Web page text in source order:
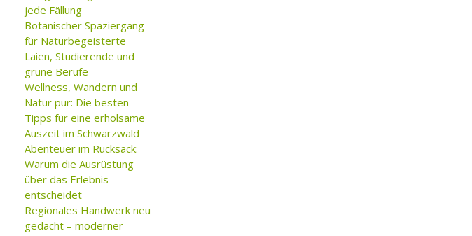
jede Fällung
Botanischer Spaziergang
für Naturbegeisterte
Laien, Studierende und
grüne Berufe
Wellness, Wandern und
Natur pur: Die besten
Tipps für eine erholsame
Auszeit im Schwarzwald
Abenteuer im Rucksack:
Warum die Ausrüstung
über das Erlebnis
entscheidet
Regionales Handwerk neu
gedacht – moderner